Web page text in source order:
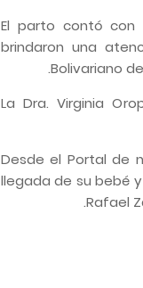
El parto contó con
brindaron una
Bolivariano
La Dra. Virginia
Desde el Portal de
llegada de su bebé
Rafael